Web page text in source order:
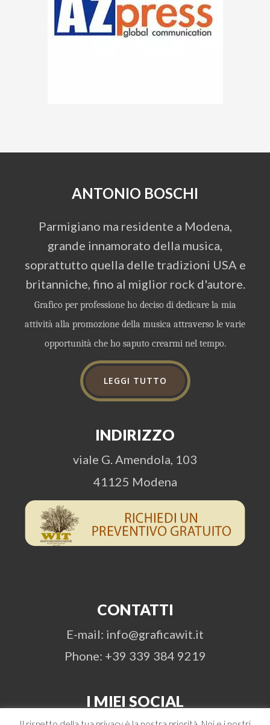
ANTONIO BOSCHI
Parmigiano ma residente a Modena,
grande innamorato della musica,
soprattutto quella delle tradizioni USA e
britanniche, fino al miglior rock d'autore.
Grafico per professione ho deciso di dedicare la mia
attività alla promozione della musica attraverso le varie
opportunità che ho saputo crearmi nel tempo.
LEGGI TUTTO
INDIRIZZO
viale G. Amendola, 103
41125 Modena
CONTATTI
E-mail: info@graficawit.it
Phone: +39 339 384 9219
I MIEI SOCIAL